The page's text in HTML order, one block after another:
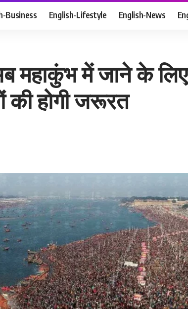
Business English-Lifestyle English-News
महाकुंभ में जाने के लिए
की होगी जरूरत